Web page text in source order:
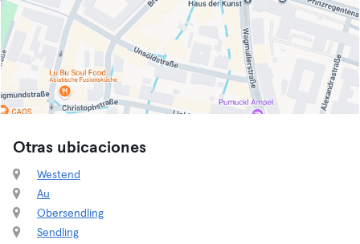
Otras ubicaciones
Westend
Au
Obersendling
Sendling